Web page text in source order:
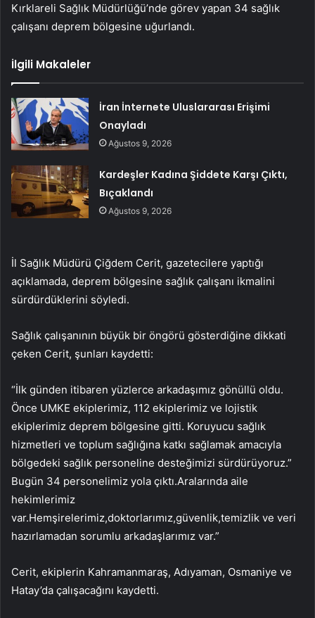
Kırklareli Sağlık Müdürlüğü’nde görev yapan 34 sağlık
çalışanı deprem bölgesine uğurlandı.
İlgili Makaleler
İran İnternete Uluslararası Erişimi
Onayladı
Ağustos 9, 2026
Kardeşler Kadına Şiddete Karşı Çıktı,
Bıçaklandı
Ağustos 9, 2026
İl Sağlık Müdürü Çiğdem Cerit, gazetecilere yaptığı
açıklamada, deprem bölgesine sağlık çalışanı ikmalini
sürdürdüklerini söyledi.
Sağlık çalışanının büyük bir öngörü gösterdiğine dikkati
çeken Cerit, şunları kaydetti:
“İlk günden itibaren yüzlerce arkadaşımız gönüllü oldu.
Önce UMKE ekiplerimiz, 112 ekiplerimiz ve lojistik
ekiplerimiz deprem bölgesine gitti. Koruyucu sağlık
hizmetleri ve toplum sağlığına katkı sağlamak amacıyla
bölgedeki sağlık personeline desteğimizi sürdürüyoruz.”
Bugün 34 personelimiz yola çıktı.Aralarında aile
hekimlerimiz
var.Hemşirelerimiz,doktorlarımız,güvenlik,temizlik ve veri
hazırlamadan sorumlu arkadaşlarımız var.”
Cerit, ekiplerin Kahramanmaraş, Adıyaman, Osmaniye ve
Hatay’da çalışacağını kaydetti.